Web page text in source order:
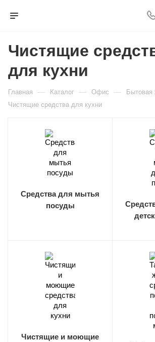
Чистящие
для кухни
Главная — Каталог — Офис — Бытовая
Чистящие средства для кухни
Средства для мытья
посуды
Чистящие и моющие